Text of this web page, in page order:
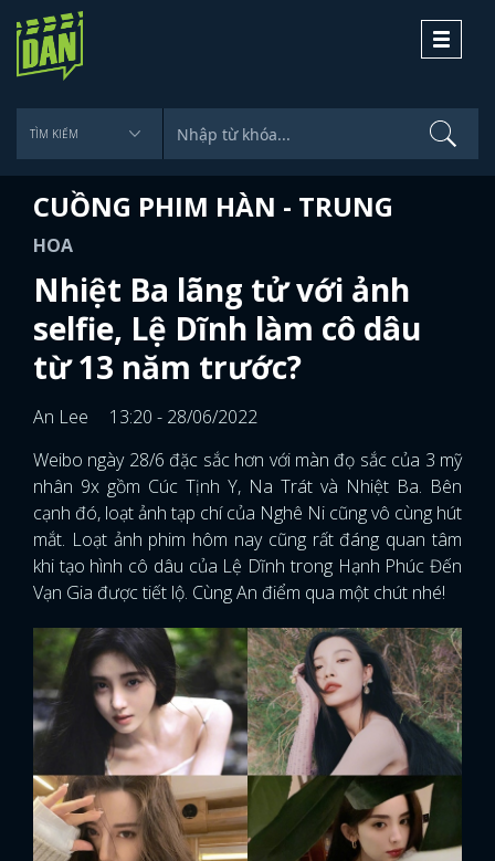
Toggle
CUỒNG PHIM HÀN - TRUNG
HOA
Nhiệt Ba lãng tử với ảnh
selfie, Lệ Dĩnh làm cô dâu
từ 13 năm trước?
An Lee
13:20 - 28/06/2022
Weibo ngày 28/6 đặc sắc hơn với màn đọ sắc của 3 mỹ
nhân 9x gồm Cúc Tịnh Y, Na Trát và Nhiệt Ba. Bên
cạnh đó, loạt ảnh tạp chí của Nghê Ni cũng vô cùng hút
mắt. Loạt ảnh phim hôm nay cũng rất đáng quan tâm
khi tạo hình cô dâu của Lệ Dĩnh trong Hạnh Phúc Đến
Vạn Gia được tiết lộ. Cùng An điểm qua một chút nhé!